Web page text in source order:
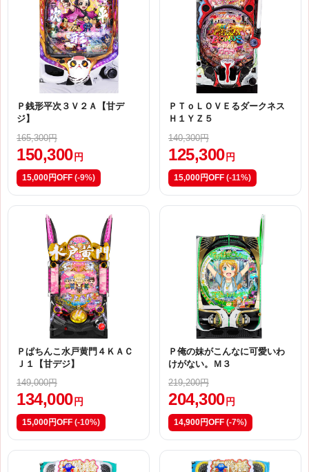
Ｐ銭形平次３Ｖ２Ａ【甘デ
ジ】
165,300円
150,300 円
15,000円OFF (-9%)
ＰＴｏＬＯＶＥるダークネス
Ｈ１ＹＺ５
140,300円
125,300 円
15,000円OFF (-11%)
Ｐぱちんこ水戸黄門４ＫＡＣ
Ｊ１【甘デジ】
149,000円
134,000 円
15,000円OFF (-10%)
Ｐ俺の妹がこんなに可愛いわ
けがない。Ｍ３
219,200円
204,300 円
14,900円OFF (-7%)